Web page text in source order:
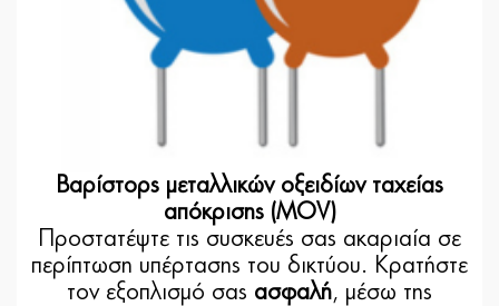
Βαρίστορς μεταλλικών οξειδίων ταχείας
απόκρισης (MOV)
Προστατέψτε τις συσκευές σας ακαριαία σε
περίπτωση υπέρτασης του δικτύου. Κρατήστε
τον εξοπλισμό σας ασφαλή, μέσω της